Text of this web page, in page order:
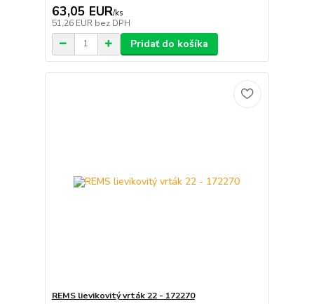
63,05 EUR/ks
51,26 EUR bez DPH
Pridať do košíka
REMS lievikovitý vrták 22 - 172270